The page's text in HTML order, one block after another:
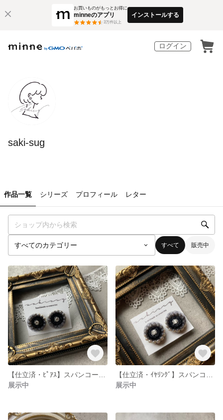
お買いものがもっとお得に
minneのアプリ
3万件以上
インストールする
ログイン
saki-sug
作品一覧 シリーズ プロフィール レター
すべて 販売中
展示中
展示中